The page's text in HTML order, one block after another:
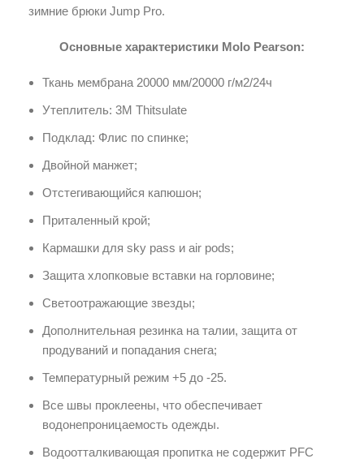
зимние брюки Jump Pro.
Основные характеристики Molo Pearson:
Ткань мембрана 20000 мм/20000 г/м2/24ч
Утеплитель: 3M Thitsulate
Подклад: Флис по спинке;
Двойной манжет;
Отстегивающийся капюшон;
Приталенный крой;
Кармашки для sky pass и air pods;
Защита хлопковые вставки на горловине;
Светоотражающие звезды;
Дополнительная резинка на талии, защита от
продуваний и попадания снега;
Температурный режим +5 до -25.
Все швы проклеены, что обеспечивает
водонепроницаемость одежды.
Водоотталкивающая пропитка не содержит PFC